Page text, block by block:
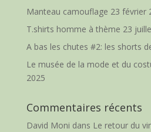
Manteau camouflage 23 février
T.shirts homme à thème 23
A bas les chutes #2: les shorts
Le musée de la mode et du
2025
Commentaires récents
David Moni dans Le retour du